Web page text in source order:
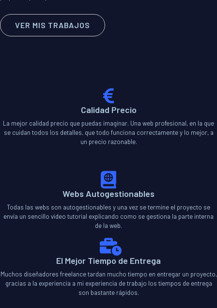
VER MIS TRABAJOS
Calidad Precio
La mejor calidad precio que puedas imaginar. Una web profesional, en la que
se cuidan todos los detalles, que todo funciona correctamente y lo mejor, a
un precio razonable.
Webs Autogestionables
Todas las webs son autogestionables y una vez se termine el proyecto se
envía un sencillo video tutorial explicando como se gestiona la parte interna
de la web.
El Mejor Tiempo de Entrega
Muchos diseñadores freelance tardan mucho tiempo en entregar un proyecto,
gracias a la experiencia a mi experiencia de trabajo los tiempos de entrega
son bastante rápidos.